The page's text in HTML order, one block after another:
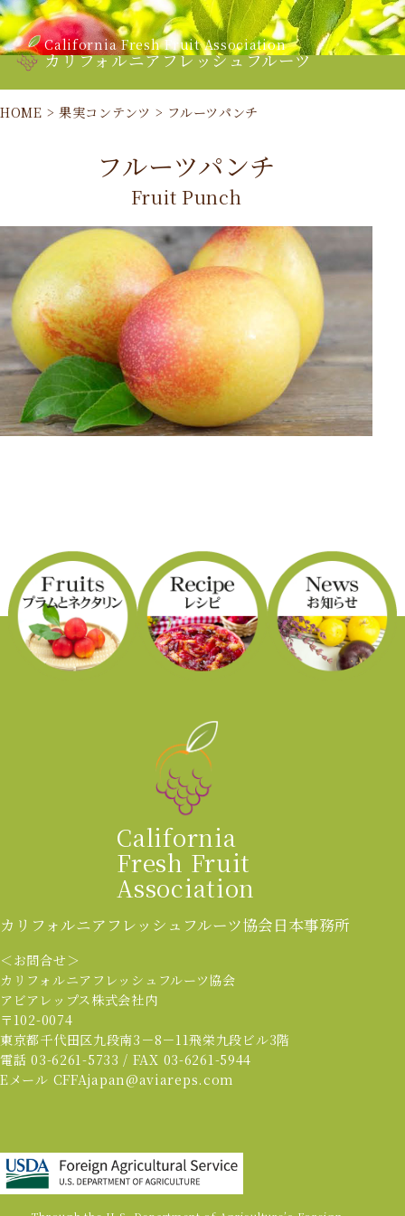
California Fresh Fruit Association
カリフォルニアフレッシュフルーツ
HOME > 果実コンテンツ > フルーツパンチ
フルーツパンチ
Fruit Punch
California
Fresh Fruit
Association
カリフォルニアフレッシュフルーツ協会日本事務所
＜お問合せ＞
カリフォルニアフレッシュフルーツ協会
アビアレップス株式会社内
〒102-0074
東京都千代田区九段南3－8－11飛栄九段ビル3階
電話 03-6261-5733 / FAX 03-6261-5944
Eメール CFFAjapan@aviareps.com